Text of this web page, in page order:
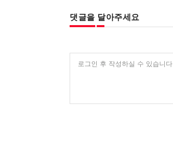
댓글을 달아주세요
로그인 후 작성하실 수 있습니다